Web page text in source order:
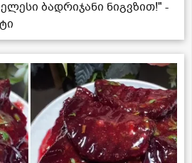
ბადრიჯანი ნიგვზით!" -